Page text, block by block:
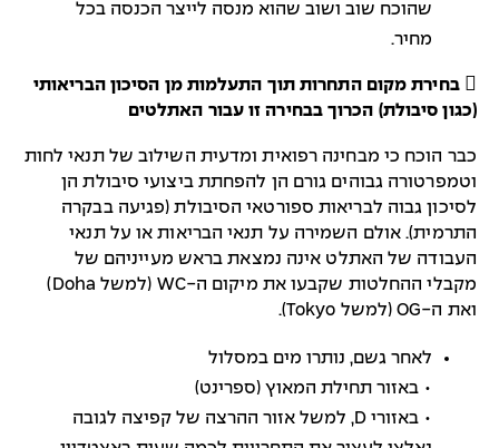
שהוכח שוב ושוב שהוא מנסה לייצר הכנסה בכל
מחיר.
 בחירת מקום התחרות תוך התעלמות מן הסיכון הבריאותי
(כגון סיבולת) הכרוך בבחירה זו עבור האתלטים
כבר הוכח כי מבחינה רפואית ומדעית השילוב של תנאי לחות
וטמפרטורה גבוהים גורם הן להפחתת ביצועי סיבולת הן
לסיכון גבוה לבריאות ספורטאי הסיבולת (פגיעה בבקרה
התרמית). אולם השמירה על תנאי הבריאות או על תנאי
העבודה של האתלט אינה נמצאת בראש מעייניהם של
מקבלי ההחלטות שקבעו את מיקום ה-WC (למשל Doha)
ואת ה-OG (למשל Tokyo).
לאחר גשם, נותרו מים במסלול
• באזור תחילת המאוץ (ספרינט)
• באזורי D, למשל אזור ההרצה של קפיצה לגובה